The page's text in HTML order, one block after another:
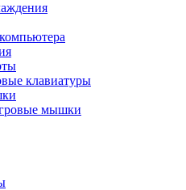
клавиатуры
мышки